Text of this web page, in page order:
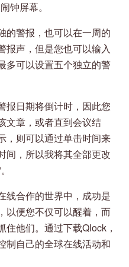
钟屏幕。
的警报，也可以在一周的
报声，但是您也可以输入
多可以设置五个独立的警
报日期将倒计时，因此您
文章，或者直到会议结
，则可以通过单击时间来
间，所以我将其全部更改
线合作的世界中，成功是
以便您不仅可以醒着，而
住他们。通过下载Qlock，
制自己的全球在线活动和